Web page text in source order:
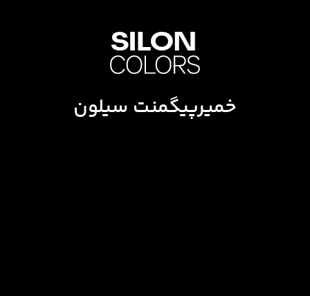
خمیرپیگمنت سیلون